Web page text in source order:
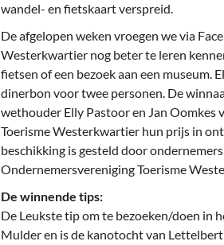
wandel- en fietskaart verspreid.
De afgelopen weken vroegen we via
Westerkwartier nog beter te leren
fietsen of een bezoek aan een museum.
dinerbon voor twee personen. De
wethouder Elly Pastoor en Jan
Toerisme Westerkwartier hun prijs in
beschikking is gesteld door
Ondernemersvereniging Toerisme
De winnende tips:
De Leukste tip om te bezoeken/doen in
Mulder en is de kanotocht van